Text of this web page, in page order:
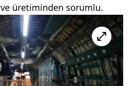
ve üretiminden sorumlu.